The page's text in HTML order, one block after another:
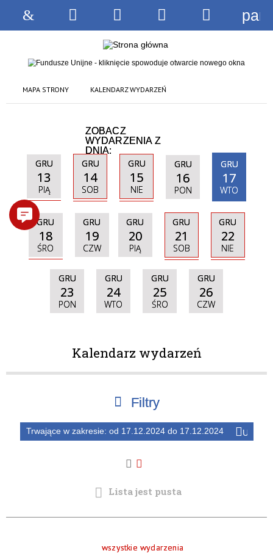
MAPA STRONY KALENDARZ WYDARZEŃ
ZOBACZ
WYDARZENIA Z
DNIA:
GRU
13
PIĄ
GRU
14
SOB
GRU
15
NIE
GRU
16
PON
GRU
17
WTO
GRU
18
ŚRO
GRU
19
CZW
GRU
20
PIĄ
GRU
21
SOB
GRU
22
NIE
GRU
23
PON
GRU
24
WTO
GRU
25
ŚRO
GRU
26
CZW
Kalendarz wydarzeń
Filtry
Szukana fraza
Trwające w zakresie: od 17.12.2024 do 17.12.2024
Usuń
ten
Lista jest pusta
wszystkie wydarzenia
StronaWyszukiwarka
Narzędzia
Menu
główne
Menu